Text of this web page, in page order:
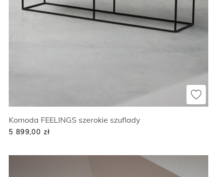
Komoda FEELINGS szerokie szuflady
5 899,00 zł